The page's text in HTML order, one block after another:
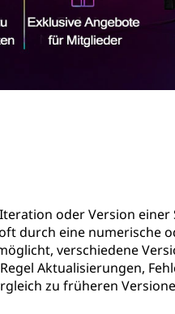
oder Version einer
durch eine numerische
verschiedene
Aktualisierungen,
zu früheren